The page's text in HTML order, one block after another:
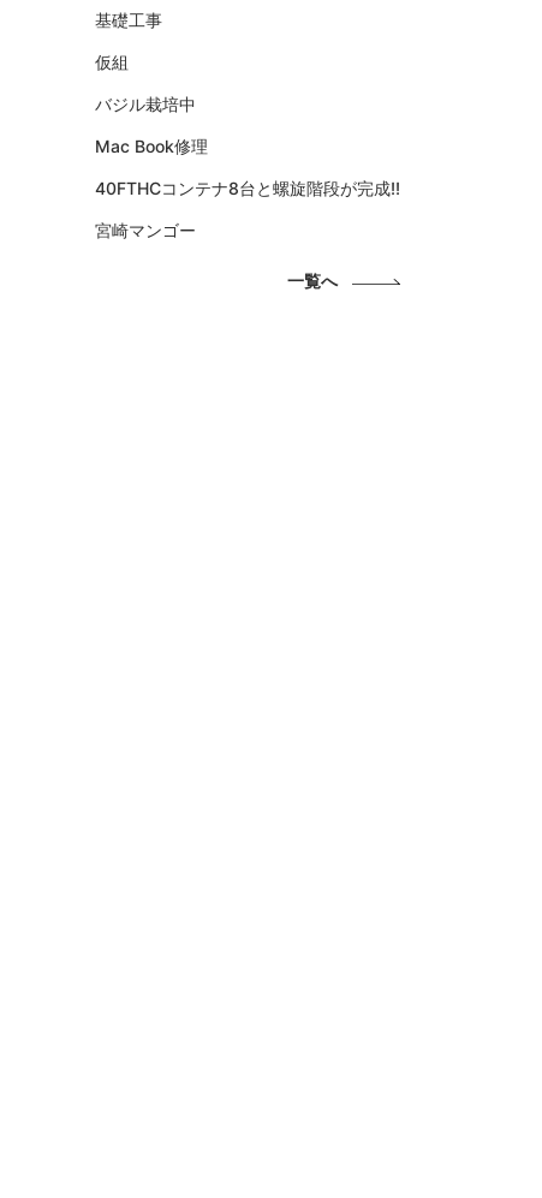
基礎工事
仮組
バジル栽培中
Mac Book修理
40FTHCコンテナ8台と螺旋階段が完成!!
宮崎マンゴー
一覧へ